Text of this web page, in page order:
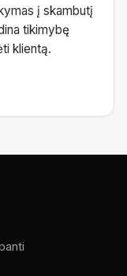
į skambutį
tikimybę
klientą.